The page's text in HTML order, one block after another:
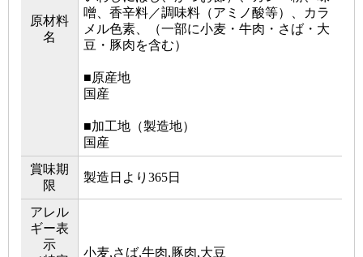
原材料
名
噌、香辛料／調味料（アミノ酸等）、カラ
メル色素、（一部に小麦・牛肉・さば・大
豆・豚肉を含む）
■原産地
国産
■加工地（製造地）
国産
賞味期
限
製造日より365日
アレル
ギー表
示
小麦,さば,牛肉,豚肉,大豆